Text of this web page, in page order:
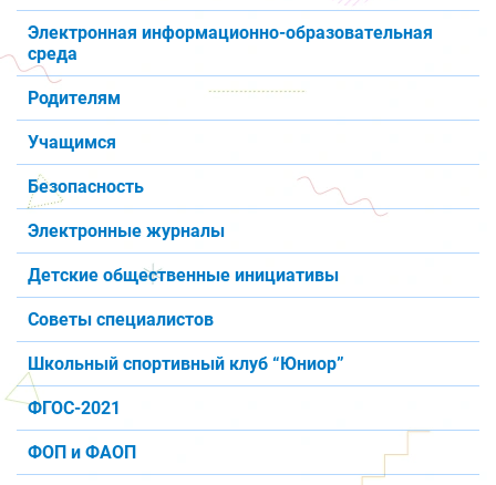
Электронная информационно-образовательная
среда
Родителям
Учащимся
Безопасность
Электронные журналы
Детские общественные инициативы
Советы специалистов
Школьный спортивный клуб “Юниор”
ФГОС-2021
ФОП и ФАОП